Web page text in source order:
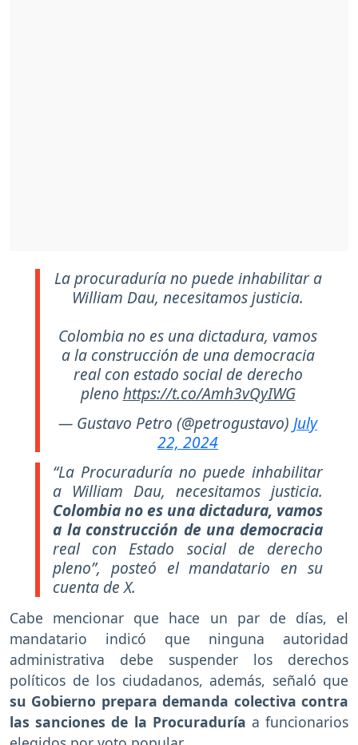
La procuraduría no puede inhabilitar a
William Dau, necesitamos justicia.
Colombia no es una dictadura, vamos
a la construcción de una democracia
real con estado social de derecho
plenohttps://t.co/Amh3vQyIWG
— Gustavo Petro (@petrogustavo) July
22, 2024
“La Procuraduría no puede inhabilitar
a William Dau, necesitamos justicia.
Colombia no es una dictadura, vamos
a la construcción de una democracia
real con Estado social de derecho
pleno”, posteó el mandatario en su
cuenta de X.
Cabe mencionar que hace un par de días, el
mandatario indicó que ninguna autoridad
administrativa debe suspender los derechos
políticos de los ciudadanos, además, señaló que
su Gobierno prepara demanda colectiva contra
las sanciones de la Procuraduría
a funcionarios
elegidos por voto popular.